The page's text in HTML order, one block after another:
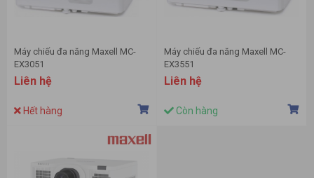
Máy chiếu đa năng Maxell MC-
EX3051
Liên hệ
Hết hàng
Máy chiếu đa năng Maxell MC-
EX3551
Liên hệ
Còn hàng